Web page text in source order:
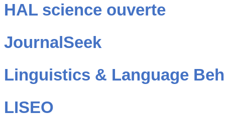
HAL science ouverte
JournalSeek
Linguistics & Language
LISEO